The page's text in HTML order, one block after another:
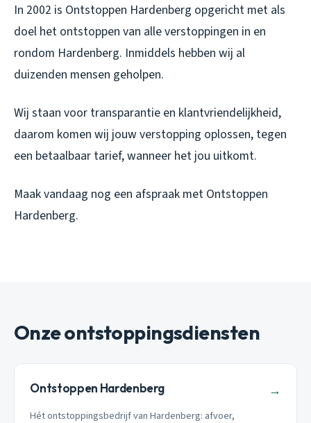
In 2002 is Ontstoppen Hardenberg opgericht met als
doel het ontstoppen van alle verstoppingen in en
rondom Hardenberg. Inmiddels hebben wij al
duizenden mensen geholpen.
Wij staan voor transparantie en klantvriendelijkheid,
daarom komen wij jouw verstopping oplossen, tegen
een betaalbaar tarief, wanneer het jou uitkomt.
Maak vandaag nog een afspraak met Ontstoppen
Hardenberg.
Onze ontstoppingsdiensten
Ontstoppen Hardenberg →
Hét ontstoppingsbedrijf van Hardenberg: afvoer,